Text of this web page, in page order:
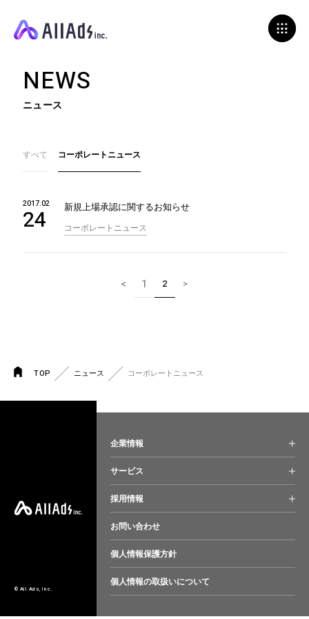
NEWS
ニュース
すべて コーポレートニュース
2017.02
24 コーポレートニュース
新規上場承認に関するお知らせ
< 1 2 >
TOP ニュース コーポレートニュース
© All Ads, Inc.
企業情報
サービス
採用情報
お問い合わせ
個人情報保護方針
個人情報の取扱いについて